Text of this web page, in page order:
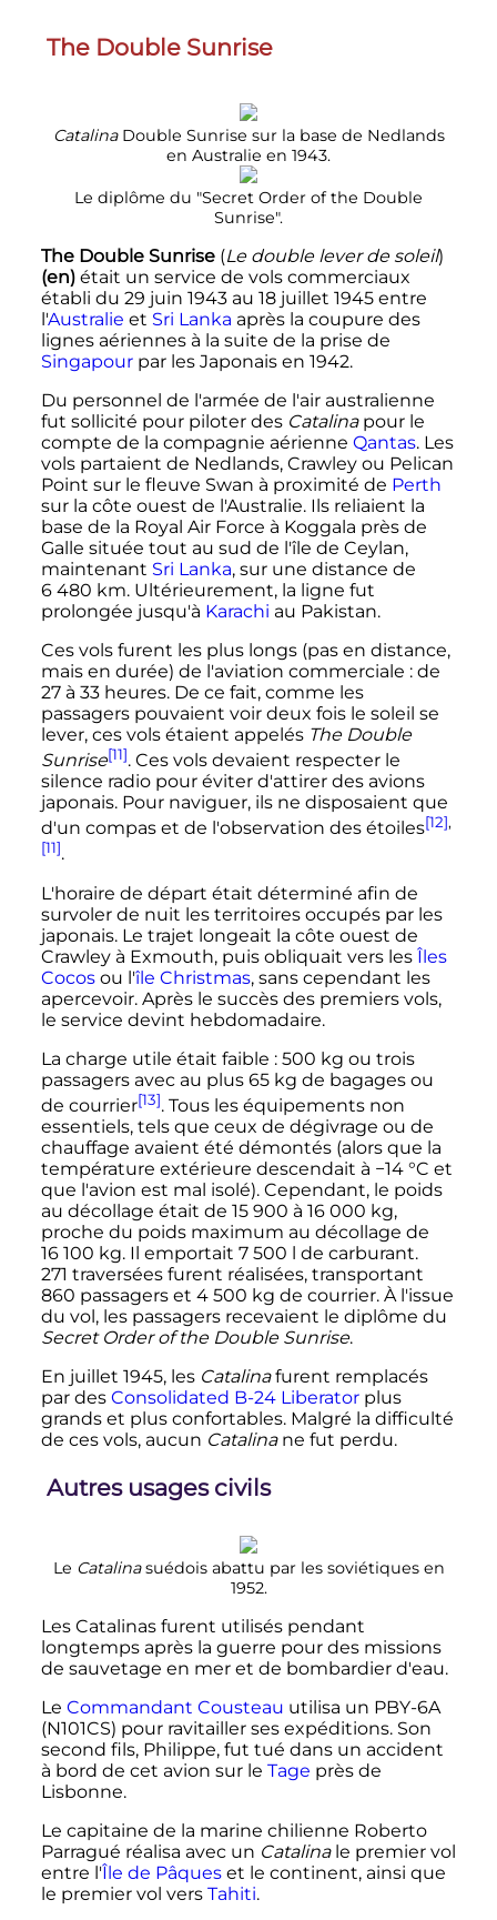
The Double Sunrise
CatalinaDouble Sunrise sur la base de Nedlands
en Australie en 1943.
Le diplôme du "Secret Order of the Double
Sunrise".
The Double Sunrise(Le double lever de soleil)
(en)était un service de vols commerciaux
établi du 29 juin 1943au 18 juillet 1945entre
l'Australie et Sri Lanka après la coupure des
lignes aériennes à la suite de la prise de
Singapourpar les Japonais en 1942.
Du personnel de l'armée de l'air australienne
fut sollicité pour piloter des Catalinapour le
compte de la compagnie aérienne Qantas. Les
vols partaient de Nedlands, Crawley ou Pelican
Point sur le fleuve Swan à proximité de Perth
sur la côte ouest de l'Australie. Ils reliaient la
base de la Royal Air Force à Koggala près de
Galle située tout au sud de l'île de Ceylan,
maintenant Sri Lanka, sur une distance de
6 480 km. Ultérieurement, la ligne fut
prolongée jusqu'à Karachi au Pakistan.
Ces vols furent les plus longs (pas en distance,
mais en durée) de l'aviation commerciale : de
27 à 33 heures. De ce fait, comme les
passagers pouvaient voir deux fois le soleil se
lever, ces vols étaient appelés The Double
Sunrise[11]. Ces vols devaient respecter le
silence radio pour éviter d'attirer des avions
japonais. Pour naviguer, ils ne disposaient que
d'un compas et de l'observation des étoiles[12],
[11].
L'horaire de départ était déterminé afin de
survoler de nuit les territoires occupés par les
japonais. Le trajet longeait la côte ouest de
Crawley à Exmouth, puis obliquait vers les Îles
Cocosou l'île Christmas, sans cependant les
apercevoir. Après le succès des premiers vols,
le service devint hebdomadaire.
La charge utile était faible : 500 kg ou trois
passagers avec au plus 65 kg de bagages ou
de courrier[13]. Tous les équipements non
essentiels, tels que ceux de dégivrage ou de
chauffage avaient été démontés (alors que la
température extérieure descendait à −14 °C et
que l'avion est mal isolé). Cependant, le poids
au décollage était de 15 900 à 16 000 kg,
proche du poids maximum au décollage de
16 100 kg. Il emportait 7 500 l de carburant.
271 traverséesfurent réalisées, transportant
860 passagerset 4 500 kg de courrier. À l'issue
du vol, les passagers recevaient le diplôme du
Secret Order of the Double Sunrise.
En juillet 1945, les Catalinafurent remplacés
par des Consolidated B-24 Liberatorplus
grands et plus confortables. Malgré la difficulté
de ces vols, aucun Catalinane fut perdu.
Autres usages civils
Le Catalinasuédois abattu par les soviétiques en
1952.
Les Catalinas furent utilisés pendant
longtemps après la guerre pour des missions
de sauvetage en mer et de bombardier d'eau.
Le Commandant Cousteau utilisa un PBY-6A
(N101CS) pour ravitailler ses expéditions. Son
second fils, Philippe, fut tué dans un accident
à bord de cet avion sur le Tage près de
Lisbonne.
Le capitaine de la marine chilienne Roberto
Parragué réalisa avec un Catalinale premier vol
entre l'Île de Pâqueset le continent, ainsi que
le premier vol vers Tahiti.